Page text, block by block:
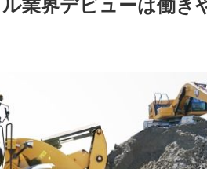
ル業界デビューは働